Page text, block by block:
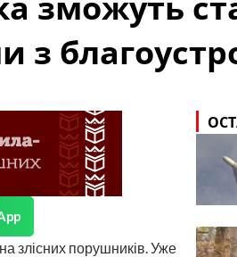
з
злісних порушників. Уже